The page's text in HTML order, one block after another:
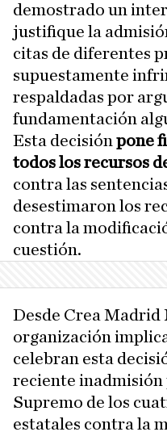
demostrado un
justifique la
citas de diferentes
supuestamente
respaldadas por
fundamentación
Esta decisión pone
todos los recursos
contra las
desestimaron los
contra la
cuestión.
Desde Crea Madrid
organización
celebran esta
reciente
Supremo de los
estatales contra la